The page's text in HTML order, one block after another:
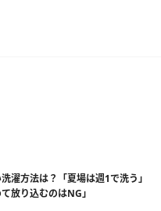
濯方法は？「夏場は週1で洗う」
放り込むのはNG」